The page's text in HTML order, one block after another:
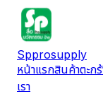
Spprosupply
หน้าแรกสินค้าตะก
เรา